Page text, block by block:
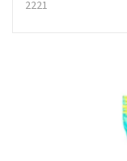
2221